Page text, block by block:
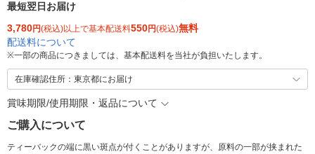
最短翌日お届け
3,780円(税込)以上で基本配送料550円(税込)無料
配送料について
※一部の商品につきましては、基本配送料を当社が負担いたします。
在庫確認住所：東京都にお届け
賞味期限/使用期限・返品について
ご購入について
ティーバックの端に黒い斑点が付くことがありますが、原料の一部が挟まれた